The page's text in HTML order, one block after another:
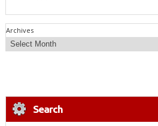
Archives
Search